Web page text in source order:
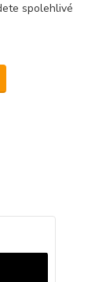
spolehlivé